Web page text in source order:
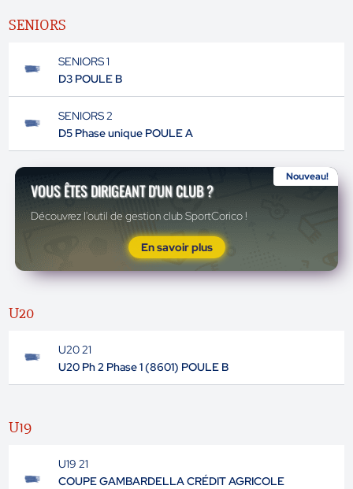
SENIORS
SENIORS 1
D3 POULE B
SENIORS 2
D5 Phase unique POULE A
Nouveau!
VOUS ÊTES DIRIGEANT D'UN CLUB ?
Découvrez l'outil de gestion club SportCorico !
En savoir plus
U20
U20 21
U20 Ph 2 Phase 1 (8601) POULE B
U19
U19 21
COUPE GAMBARDELLA CRÉDIT AGRICOLE